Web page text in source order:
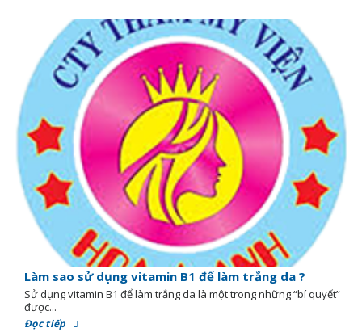
Làm sao sử dụng vitamin B1 để làm trắng da ?
Sử dụng vitamin B1 để làm trắng da là một trong những “bí quyết”
được...
Đọc tiếp